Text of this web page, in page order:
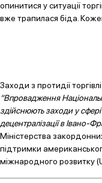
опинитися у ситуації
вже трапилася біда.
Заходи з протидії
“Впровадження
здійснюють заходи у
децентралізації в Івано-
Mіністерства
підтримки
міжнародного розвитку